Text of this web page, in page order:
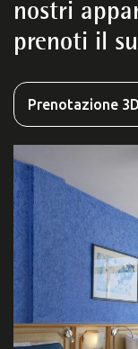
nostri
prenoti il
Prenotazione 3D